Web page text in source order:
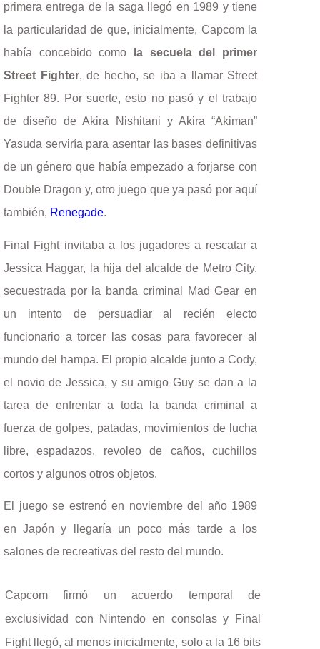
primera entrega de la saga llegó en 1989 y tiene
la particularidad de que, inicialmente, Capcom la
había concebido como la secuela del primer
Street Fighter, de hecho, se iba a llamar Street
Fighter 89. Por suerte, esto no pasó y el trabajo
de diseño de Akira Nishitani y Akira “Akiman”
Yasuda serviría para asentar las bases definitivas
de un género que había empezado a forjarse con
Double Dragon y, otro juego que ya pasó por aquí
también, Renegade.
Final Fight invitaba a los jugadores a rescatar a
Jessica Haggar, la hija del alcalde de Metro City,
secuestrada por la banda criminal Mad Gear en
un intento de persuadiar al recién electo
funcionario a torcer las cosas para favorecer al
mundo del hampa. El propio alcalde junto a Cody,
el novio de Jessica, y su amigo Guy se dan a la
tarea de enfrentar a toda la banda criminal a
fuerza de golpes, patadas, movimientos de lucha
libre, espadazos, revoleo de caños, cuchillos
cortos y algunos otros objetos.
El juego se estrenó en noviembre del año 1989
en Japón y llegaría un poco más tarde a los
salones de recreativas del resto del mundo.
Capcom firmó un acuerdo temporal de
exclusividad con Nintendo en consolas y Final
Fight llegó, al menos inicialmente, solo a la 16 bits